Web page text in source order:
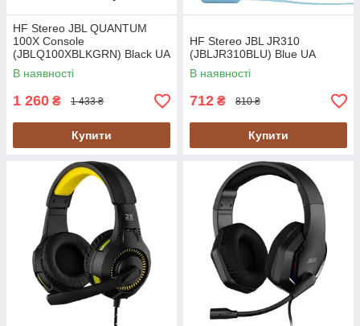
HF Stereo JBL QUANTUM
100X Console
(JBLQ100XBLKGRN) Black UA
В наявності
1 260 ₴ 1 433 ₴
Купити
HF Stereo JBL JR310
(JBLJR310BLU) Blue UA
В наявності
712 ₴ 810 ₴
Купити